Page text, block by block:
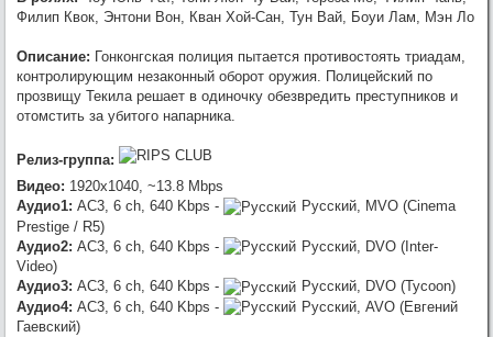
Unicorn (2011) [USA Transfer] BDRip 1080p [HEVC] 10 bit от -Star-Lord-
(RG RIPS CLUB)
7/23/2026, 9:04:21 PM
обойдётся лёгким испугом.. готов оказать посильную помощь, в
сервачках понимаю, работа такая.
OldGamer
хз, настроения и желания нет от
слова совсем
OldGamer :отвал NAS, возможно капитально,
раздач нет, через пару недель посмотрю, может всё грустно и
раздач больше не будет
Филип Квок, Энтони Вон, Кван Хой-Сан, Тун Вай, Боуи Лам, Мэн Ло
Описание: Гонконгская полиция пытается противостоять триадам,
контролирующим незаконный оборот оружия. Полицейский по
прозвищу Текила решает в одиночку обезвредить преступников и
отомстить за убитого напарника.
Релиз-группа:
Видео: 1920x1040, ~13.8 Mbps
Аудио1: AC3, 6 ch, 640 Kbps -
Русский, MVO (Cinema
Prestige / R5)
Аудио2: AC3, 6 ch, 640 Kbps -
Русский, DVO (Inter-
Video)
Аудио3: AC3, 6 ch, 640 Kbps -
Русский, DVO (Tycoon)
Аудио4: AC3, 6 ch, 640 Kbps -
Русский, AVO (Евгений
Гаевский)